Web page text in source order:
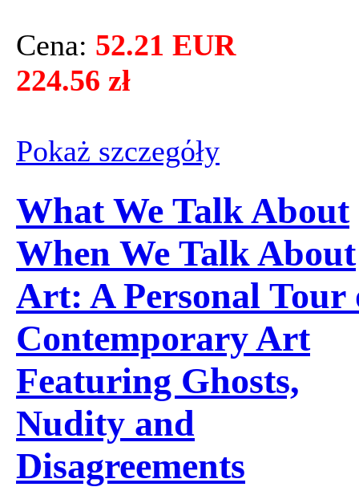
Cena: 52.21 EUR
224.56 zł
Pokaż szczegόły
What We Talk About
When We Talk About
Art: A Personal Tour
Contemporary Art
Featuring Ghosts,
Nudity and
Disagreements